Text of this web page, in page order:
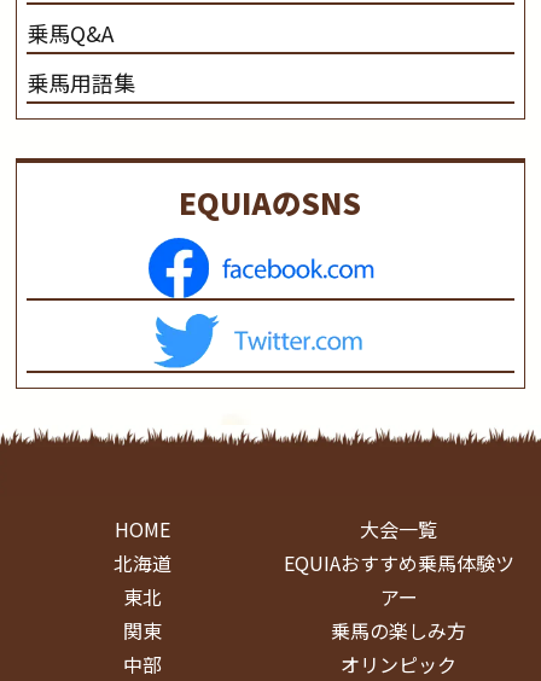
乗馬Q&A
乗馬用語集
EQUIAのSNS
HOME
北海道
東北
関東
中部
大会一覧
EQUIAおすすめ乗馬体験ツ
アー
乗馬の楽しみ方
オリンピック